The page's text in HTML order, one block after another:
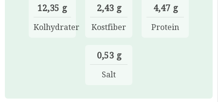
12,35 g
Kolhydrater
2,43 g
Kostfiber
4,47 g
Protein
0,53 g
Salt